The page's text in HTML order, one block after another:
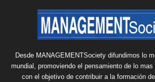
Desde MANAGEMENTSociety difundimos lo
mundial, promoviendo el pensamiento de lo
con el objetivo de contribuir a la formación